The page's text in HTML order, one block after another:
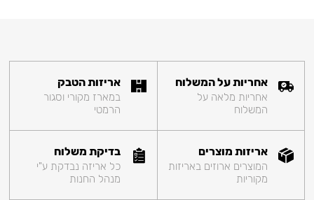
אחריות על המשלוח
אחריות מלאה על
המשלוח
אריזות הטבק
במארז מקורי וסגור
הרמטי
אריזות מוצרים
המוצרים ארוזים באריזות
מקוריות
בדיקת משלוח
כל אריזה נבדקת ע"י
מנהל החנות